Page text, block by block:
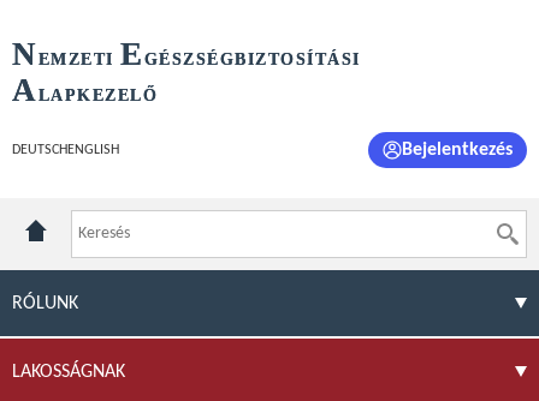
NEMZETI E GÉSZSÉGBIZTOSÍTÁSI
ALAPKEZELŐ
DEUTSCH ENGLISH Bejelentkezés
RÓLUNK
LAKOSSÁGNAK